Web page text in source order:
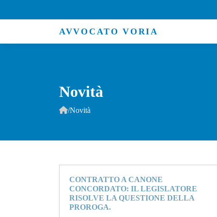
AVVOCATO VORIA
Novità
/Novità
CONTRATTO A CANONE
CONCORDATO: IL LEGISLATORE
RISOLVE LA QUESTIONE DELLA
PROROGA.